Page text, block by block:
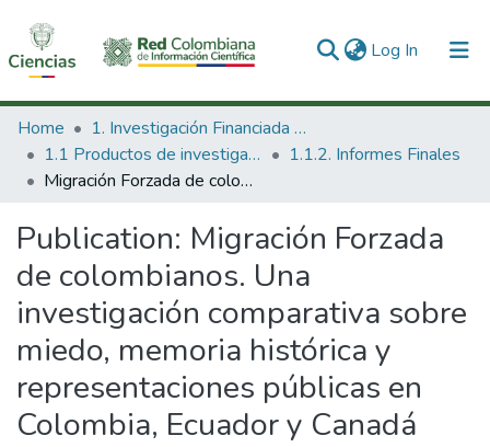
Log In (current)
Communities & Collections
All of DSpace
Home
1. Investigación Financiada con Recursos Públicos
1.1 Productos de investigación
1.1.2. Informes Finales
Migración Forzada de colombianos. Una investigación comparativa sobre miedo, memoria histórica y representaciones públicas en Colombia, Ecuador y Canadá
Publication: Migración Forzada
de colombianos. Una
investigación comparativa sobre
miedo, memoria histórica y
representaciones públicas en
Colombia, Ecuador y Canadá